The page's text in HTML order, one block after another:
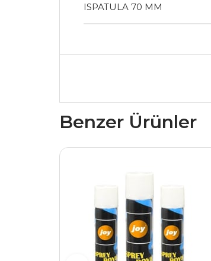
ISPATULA 70 MM
Benzer Ürünler